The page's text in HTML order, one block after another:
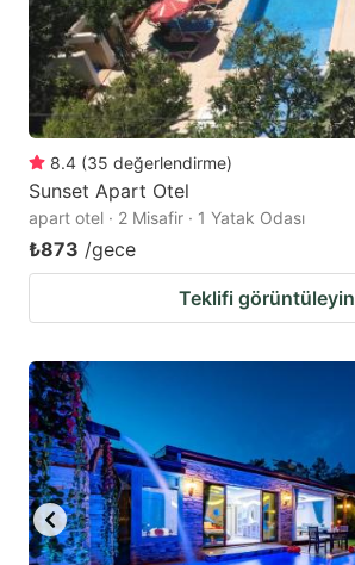
8.4 (35 değerlendirme)
Sunset Apart Otel
apart otel · 2 Misafir · 1 Yatak Odası
₺873 /gece
Teklifi görüntüleyin